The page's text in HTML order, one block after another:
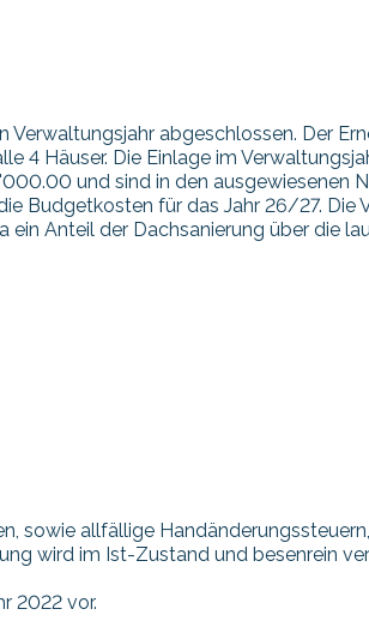
Verwaltungsjahr abgeschlossen. Der
4 Häuser. Die Einlage im
und sind in den ausgewiesenen
Budgetkosten für das Jahr 26/27. Die
ein Anteil der Dachsanierung über die
sowie allfällige
wird im Ist-Zustand und besenrein
2022 vor.